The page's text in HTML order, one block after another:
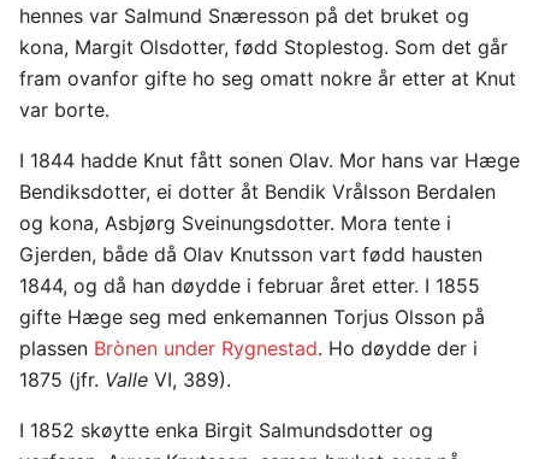
hennes var Salmund Snæresson på det bruket og
kona, Margit Olsdotter, fødd Stoplestog. Som det går
fram ovanfor gifte ho seg omatt nokre år etter at Knut
var borte.
I 1844 hadde Knut fått sonen Olav. Mor hans var Hæge
Bendiksdotter, ei dotter åt Bendik Vrålsson Berdalen
og kona, Asbjørg Sveinungsdotter. Mora tente i
Gjerden, både då Olav Knutsson vart fødd hausten
1844, og då han døydde i februar året etter. I 1855
gifte Hæge seg med enkemannen Torjus Olsson på
plassen Brònen under Rygnestad. Ho døydde der i
1875 (jfr. Valle VI, 389).
I 1852 skøytte enka Birgit Salmundsdotter og